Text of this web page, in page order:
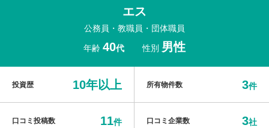
不動産投資会社の評判・口コミ
エス
公務員・教職員・団体職員
年齢 40代 性別 男性
投資歴 10年以上 所有物件数 3件
口コミ投稿数 11件 口コミ企業数 3社